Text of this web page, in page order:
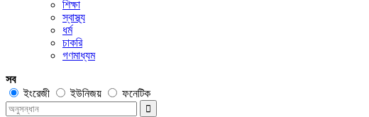
শিক্ষা
স্বাস্থ্য
ধর্ম
চাকরি
গণমাধ্যম
সব
ইংরেজী
ইউনিজয় ফনেটিক